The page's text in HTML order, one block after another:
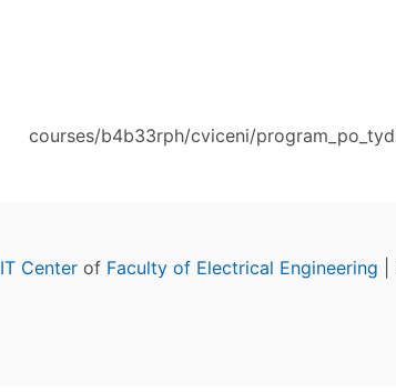
courses/b4b33rph/cviceni/
IT Center of Faculty of Electrical Engineering